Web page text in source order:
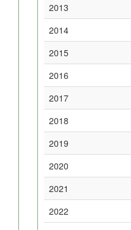
2013
2014
2015
2016
2017
2018
2019
2020
2021
2022